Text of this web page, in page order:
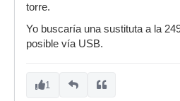
torre.
Yo buscaría una sustituta a la
posible vía USB.
1